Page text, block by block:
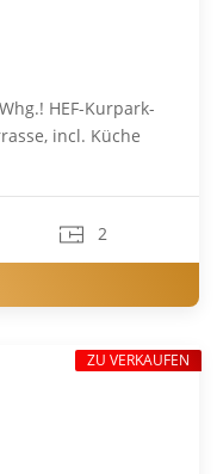
HEF-Kurpark-
incl. Küche
2
ZU VERKAUFEN